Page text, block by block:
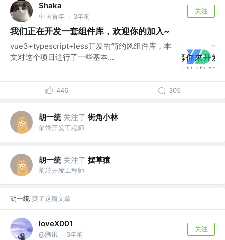
Shaka
中国青年 · 3年前
关注
我们正在开发一套组件库，欢迎你的加入~
vue3+typescript+less开发的简约风组件库，本
文对这个项目进行了一些基本...
446 305
胡一统 关注了 街角小林
前端开发工程师
胡一统 关注了 摆草猿
前端开发工程师
胡一统 赞了这篇文章
loveX001
@腾讯 · 3年前
关注